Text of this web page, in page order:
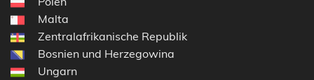
Malta
Zentralafrikanische Republik
Bosnien und Herzegowina
Ungarn